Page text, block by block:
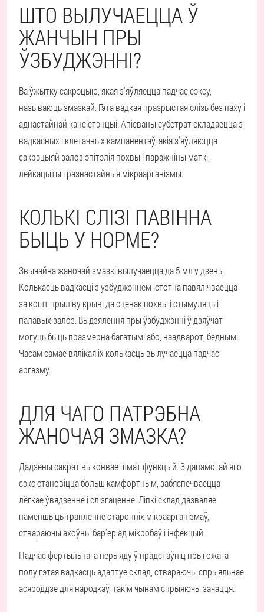
ШТО ВЫЛУЧАЕЦЦА Ў
ЖАНЧЫН ПРЫ
ЎЗБУДЖЭННІ?
Ва ўжытку сакрэцыю, якая з'яўляецца падчас сэксу,
называюць змазкай. Гэта вадкая празрыстая слізь без паху і
аднастайнай кансістэнцыі. Апісваны субстрат складаецца з
вадкасных і клетачных кампанентаў, якія з'яўляюцца
сакрэцыяй залоз эпітэлія похвы і паражніны маткі,
лейкацыты і разнастайныя мікраарганізмы.
КОЛЬКІ СЛІЗІ ПАВІННА
БЫЦЬ У НОРМЕ?
Звычайна жаночай змазкі вылучаецца да 5 мл у дзень.
Колькасць вадкасці з узбуджэннем істотна павялічваецца
за кошт прыліву крыві да сценак похвы і стымуляцыі
палавых залоз. Выдзялення пры ўзбуджэнні ў дзяўчат
могуць быць празмерна багатымі або, наадварот, беднымі.
Часам самае вялікая іх колькасць вылучаецца падчас
аргазму.
ДЛЯ ЧАГО ПАТРЭБНА
ЖАНОЧАЯ ЗМАЗКА?
Дадзены сакрэт выконвае шмат функцый. З дапамогай яго
сэкс становіцца больш камфортным, забяспечваецца
лёгкае ўвядзенне і слізгаценне. Ліпкі склад дазваляе
паменшыць трапленне старонніх мікраарганізмаў,
ствараючы ахоўны бар'ер ад мікробаў і інфекцый.
Падчас фертыльнага перыяду ў прадстаўніц прыгожага
полу гэтая вадкасць адаптуе склад, ствараючы спрыяльнае
асяроддзе для народкаў, такім чынам спрыяючы зачацця.